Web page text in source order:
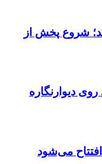
شروع پخش از
دیوارنگاره
می‌شود